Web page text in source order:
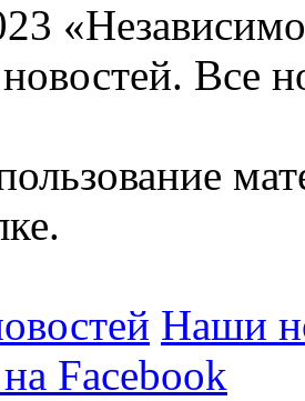
новостей. Все
Наши
Facebook